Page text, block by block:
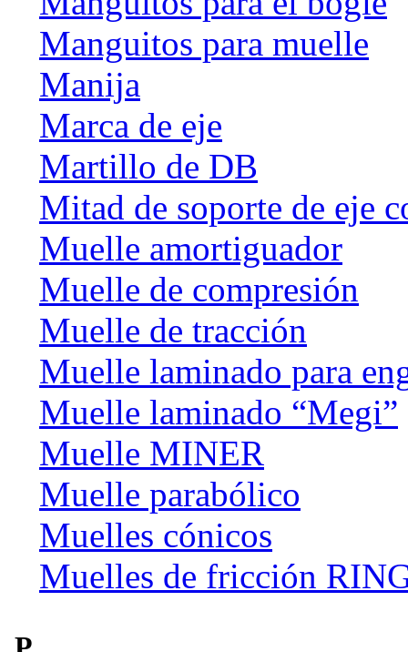
Manguitos para muelle
Manija
Marca de eje
Martillo de DB
Mitad de soporte de eje
Muelle amortiguador
Muelle de compresión
Muelle de tracción
Muelle laminado para
Muelle laminado “Megi”
Muelle MINER
Muelle parabólico
Muelles cónicos
Muelles de fricción